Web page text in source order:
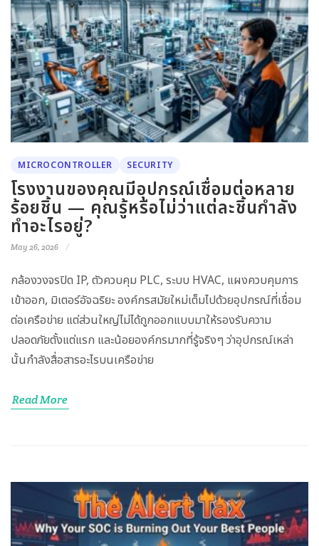
MICROCONTROLLER SECURITY
โรงงานของคุณมีอุปกรณ์เชื่อมต่อหลาย
ร้อยชิ้น — คุณรู้หรือไม่ว่าแต่ละชิ้นกำลัง
ทำอะไรอยู่?
May 26, 2026
กล้องวงจรปิด IP, ตัวควบคุม PLC, ระบบ HVAC, แผงควบคุมการ
เข้าออก, มิเตอร์อัจฉริยะ องค์กรสมัยใหม่เต็มไปด้วยอุปกรณ์ที่เชื่อม
ต่อเครือข่าย แต่ส่วนใหญ่ไม่ได้ถูกออกแบบมาให้รองรับความ
ปลอดภัยตั้งแต่แรก และน้อยองค์กรมากที่รู้จริงๆ ว่าอุปกรณ์เหล่า
นั้นกำลังสื่อสารอะไรบนเครือข่าย
Read More